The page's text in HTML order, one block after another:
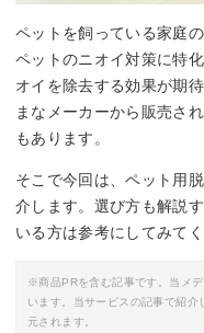
ペットを飼っている家庭
ペットのニオイ対策に特
オイを除去する効果が期
まなメーカーから販売さ
もあります。
そこで今回は、ペット用
介します。選び方も解説
いる方は参考にしてみてく
※商品PRを含む記事です。当メ
います。当サービスの記事で紹
元されます。